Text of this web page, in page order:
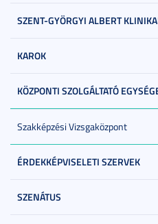
SZENT-GYÖRGYI ALBERT
KAROK
KÖZPONTI SZOLGÁLTATÓ
Szakképzési Vizsgaközpont
ÉRDEKKÉPVISELETI SZERVEK
SZENÁTUS